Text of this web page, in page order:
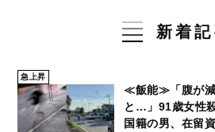
新着記
急上昇
≪飯能≫「腹が減
と…」91歳女性
国籍の男、在留